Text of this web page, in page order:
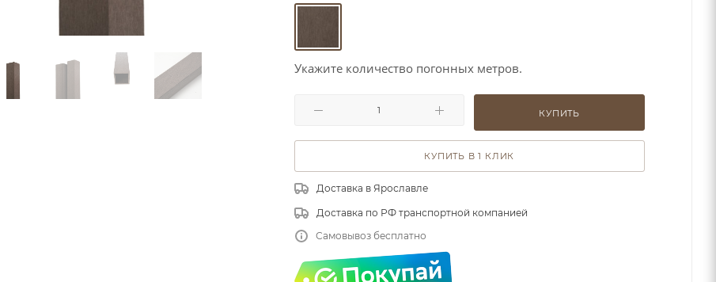
Укажите количество погонных метров.
КУПИТЬ
КУПИТЬ В 1 КЛИК
Доставка в Ярославле
Доставка по РФ транспортной компанией
Самовывоз бесплатно